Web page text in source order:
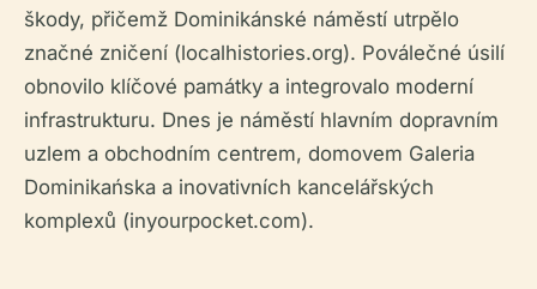
škody, přičemž Dominikánské náměstí utrpělo
značné zničení (localhistories.org). Poválečné úsilí
obnovilo klíčové památky a integrovalo moderní
infrastrukturu. Dnes je náměstí hlavním dopravním
uzlem a obchodním centrem, domovem Galeria
Dominikańska a inovativních kancelářských
komplexů (inyourpocket.com).